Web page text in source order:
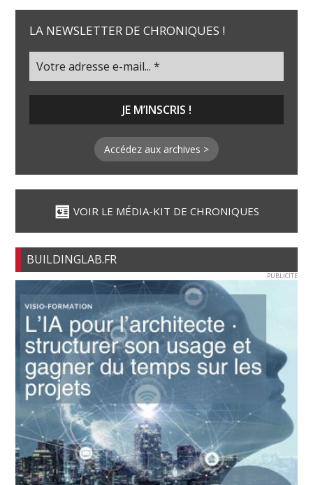
LA NEWSLETTER DE CHRONIQUES !
Accédez aux archives >
VOIR LE MÉDIA-KIT DE CHRONIQUES
BUILDINGLAB.FR
PUBLICITE